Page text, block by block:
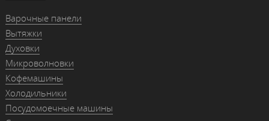
Варочные панели
Вытяжки
Духовки
Микроволновки
Кофемашины
Холодильники
Посудомоечные машины